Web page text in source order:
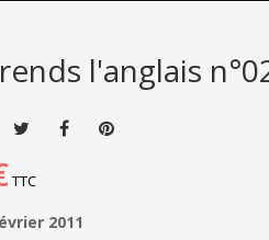
l'anglais
TTC
2011